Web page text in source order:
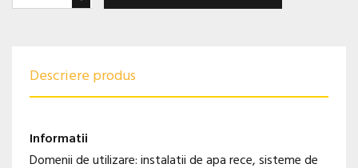
Descriere produs
Informatii
Domenii de utilizare: instalatii de apa rece, sisteme de